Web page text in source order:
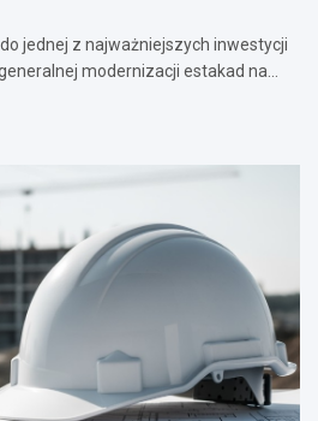
jednej z najważniejszych inwestycji
modernizacji estakad na…